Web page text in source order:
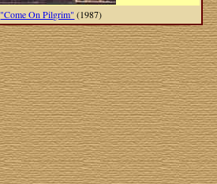
"Come On Pilgrim" (1987)